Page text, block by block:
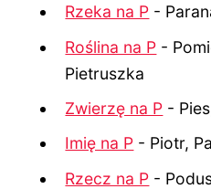
Rzeka na P -
Roślina na P -
Pietruszka
Zwierzę na P -
Imię na P - Piotr,
Rzecz na P -